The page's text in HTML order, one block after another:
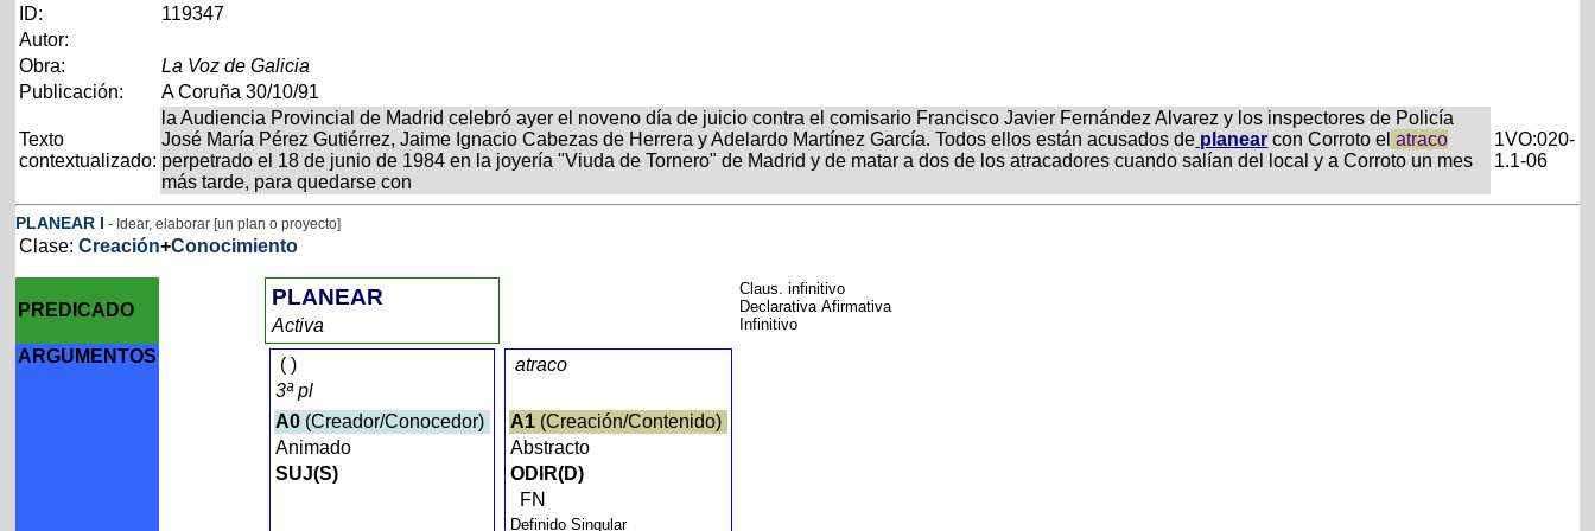
ID:
119347
Autor:
Obra:
La Voz de Galicia
Publicación:
A Coruña 30/10/91
Texto
contextualizado:
la Audiencia Provincial de Madrid celebró ayer el noveno día de juicio contra el comisario Francisco Javier Fernández Alvarez y los inspectores de Policía
José María Pérez Gutiérrez, Jaime Ignacio Cabezas de Herrera y Adelardo Martínez García. Todos ellos están acusados de planear con Corroto el atraco
perpetrado el 18 de junio de 1984 en la joyería "Viuda de Tornero" de Madrid y de matar a dos de los atracadores cuando salían del local y a Corroto un mes
más tarde, para quedarse con
1VO:020-
1.1-06
PLANEAR I - Idear, elaborar [un plan o proyecto]
Clase:Creación+Conocimiento
PREDICADO
PLANEAR
Activa
Claus. infinitivo
Declarativa Afirmativa
Infinitivo
ARGUMENTOS ( )
3ª pl
A0 (Creador/Conocedor)
Animado
SUJ(S)
atraco
A1 (Creación/Contenido)
Abstracto
ODIR(D)
FN
Definido Singular